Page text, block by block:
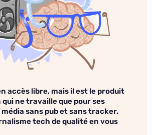
accès libre, mais il est le produit
ne travaille que pour ses
sans pub et sans tracker.
tech de qualité en vous